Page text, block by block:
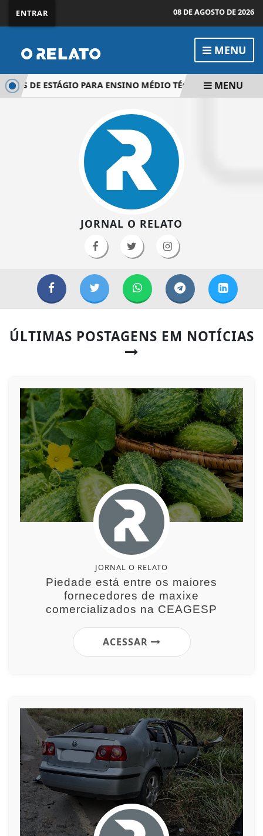
ENTRAR 08 DE AGOSTO DE 2026
MENU
DE ESTÁGIO PARA ENSINO MÉDIO TÉCNICO EXECUTIVO
MENU
JORNAL O RELATO
ÚLTIMAS POSTAGENS EM NOTÍCIAS
JORNAL O RELATO
Piedade está entre os maiores
fornecedores de maxixe
comercializados na CEAGESP
ACESSAR